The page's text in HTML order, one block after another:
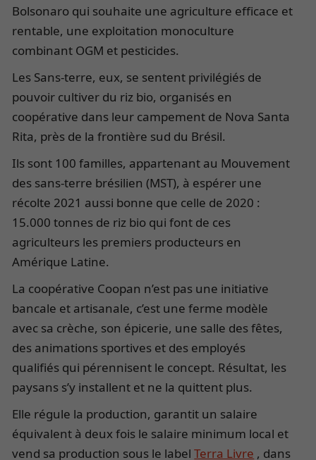
Bolsonaro qui souhaite une agriculture efficace et
rentable, une exploitation monoculture
combinant OGM et pesticides.
Les Sans-terre, eux, se sentent privilégiés de
pouvoir cultiver du riz bio, organisés en
coopérative dans leur campement de Nova Santa
Rita, près de la frontière sud du Brésil.
Ils sont 100 familles, appartenant au Mouvement
des sans-terre brésilien (MST), à espérer une
récolte 2021 aussi bonne que celle de 2020 :
15.000 tonnes de riz bio qui font de ces
agriculteurs les premiers producteurs en
Amérique Latine.
La coopérative Coopan n’est pas une initiative
bancale et artisanale, c’est une ferme modèle
avec sa crèche, son épicerie, une salle des fêtes,
des animations sportives et des employés
qualifiés qui pérennisent le concept. Résultat, les
paysans s’y installent et ne la quittent plus.
Elle régule la production, garantit un salaire
équivalent à deux fois le salaire minimum local et
vend sa production sous le labelTerra Livre , dans